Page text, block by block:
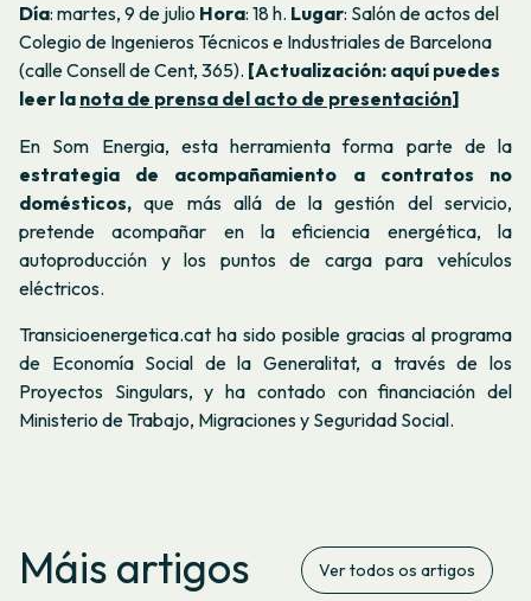
Día: martes, 9 de julio Hora: 18 h. Lugar: Salón de actos del
Colegio de Ingenieros Técnicos e Industriales de Barcelona
(calle Consell de Cent, 365). [Actualización: aquí puedes
leer la nota de prensa del acto de presentación]
En Som Energia, esta herramienta forma parte de la
estrategia de acompañamiento a contratos no
domésticos, que más allá de la gestión del servicio,
pretende acompañar en la eficiencia energética, la
autoproducción y los puntos de carga para vehículos
eléctricos.
Transicioenergetica.cat ha sido posible gracias al programa
de Economía Social de la Generalitat, a través de los
Proyectos Singulars, y ha contado con financiación del
Ministerio de Trabajo, Migraciones y Seguridad Social.
Máis artigos Ver todos os artigos